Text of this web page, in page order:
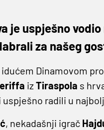
je uspješno
za našeg
Dinamovom
izTiraspola s
radili u
, nekadašnji igrač